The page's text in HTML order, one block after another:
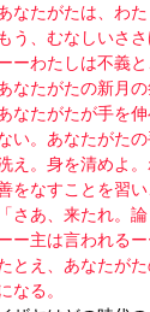
なたがたは、わ
もう、むなしいさ
ーわたしは不義
なたがたの新月
なたがたが手を
い。あなたがたの
え。身を清めよ
をなすことを習
「さあ、来たれ。論
ー主は言われるー
とえ、あなたが
なる。